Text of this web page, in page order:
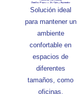
Solución ideal
para mantener un
ambiente
confortable en
espacios de
diferentes
tamaños, como
oficinas,